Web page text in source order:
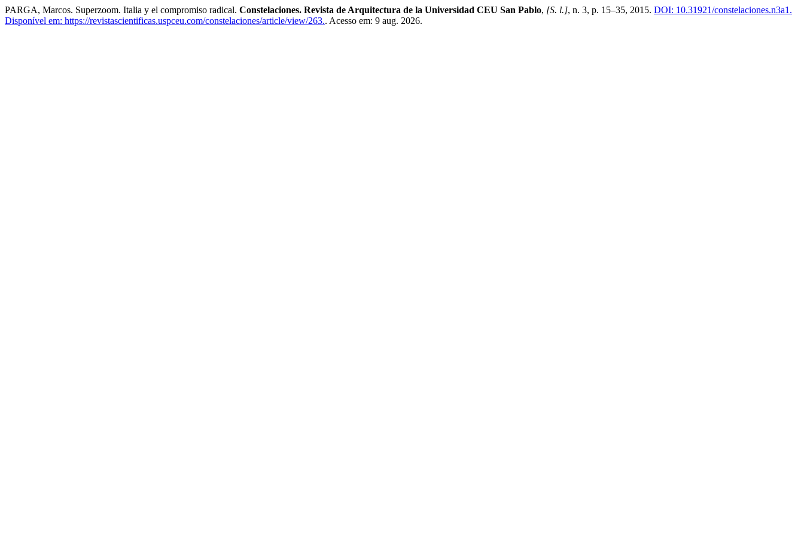
PARGA, Marcos. Superzoom. Italia y el compromiso radical. Constelaciones. Revista de Arquitectura de la Universidad CEU San Pablo, [S. l.], n. 3, p. 15–35, 2015. DOI: 10.31921/constelaciones.n3a1.
Disponível em: https://revistascientificas.uspceu.com/constelaciones/article/view/263.. Acesso em: 9 aug. 2026.